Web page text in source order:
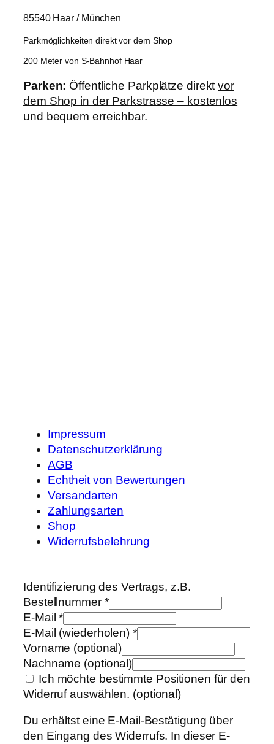
85540 Haar / München
Parkmöglichkeiten direkt vor dem Shop
200 Meter von S-Bahnhof Haar
Parken: Öffentliche Parkplätze direktvor
dem Shop in der Parkstrasse – kostenlos
und bequem erreichbar.
Impressum
Datenschutzerklärung
AGB
Echtheit von Bewertungen
Versandarten
Zahlungsarten
Shop
Widerrufsbelehrung
Identifizierung des Vertrags, z.B.
Bestellnummer *
E-Mail*
E-Mail (wiederholen) *
Vorname (optional)
Nachname (optional)
Ich möchte bestimmte Positionen für den
Widerruf auswählen. (optional)
Du erhältst eine E-Mail-Bestätigung über
den Eingang des Widerrufs. In dieser E-